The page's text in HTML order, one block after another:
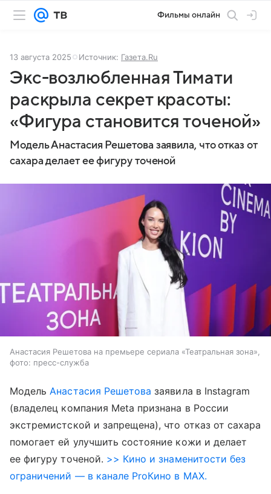
Фильмы онлайн
13 августа 2025 Источник: Газета.Ru
Экс-возлюбленная Тимати
раскрыла секрет красоты:
«Фигура становится точеной»
Модель Анастасия Решетова заявила, что отказ от
сахара делает ее фигуру точеной
Анастасия Решетова на премьере сериала «Театральная зона»,
фото: пресс-служба
МодельАнастасия Решетова заявила в Instagram
(владелец компания Meta признана в России
экстремистской и запрещена), что отказ от сахара
помогает ей улучшить состояние кожи и делает
ее фигуру точеной. >> Кино и знаменитости без
ограничений — в канале ProКино в MAX.